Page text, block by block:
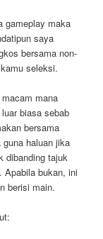
gameplay maka
saya
bersama non-
seleksi.
mana
biasa sebab
bersama
haluan jika
dibanding tajuk
Apabila bukan, ini
berisi main.